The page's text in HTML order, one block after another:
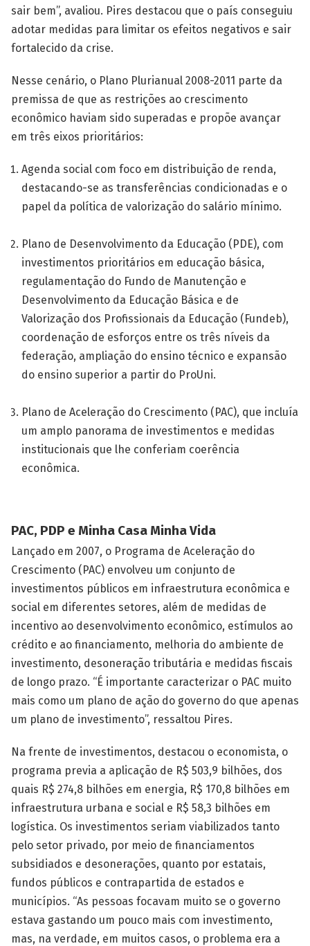
sair bem”, avaliou. Pires destacou que o país conseguiu
adotar medidas para limitar os efeitos negativos e sair
fortalecido da crise.
Nesse cenário, o Plano Plurianual 2008-2011 parte da
premissa de que as restrições ao crescimento
econômico haviam sido superadas e propõe avançar
em três eixos prioritários:
Agenda social com foco em distribuição de renda,
destacando-se as transferências condicionadas e o
papel da política de valorização do salário mínimo.
Plano de Desenvolvimento da Educação (PDE), com
investimentos prioritários em educação básica,
regulamentação do Fundo de Manutenção e
Desenvolvimento da Educação Básica e de
Valorização dos Profissionais da Educação (Fundeb),
coordenação de esforços entre os três níveis da
federação, ampliação do ensino técnico e expansão
do ensino superior a partir do ProUni.
Plano de Aceleração do Crescimento (PAC), que incluía
um amplo panorama de investimentos e medidas
institucionais que lhe conferiam coerência
econômica.
PAC, PDP e Minha Casa Minha Vida
Lançado em 2007, o Programa de Aceleração do
Crescimento (PAC) envolveu um conjunto de
investimentos públicos em infraestrutura econômica e
social em diferentes setores, além de medidas de
incentivo ao desenvolvimento econômico, estímulos ao
crédito e ao financiamento, melhoria do ambiente de
investimento, desoneração tributária e medidas fiscais
de longo prazo. “É importante caracterizar o PAC muito
mais como um plano de ação do governo do que apenas
um plano de investimento”, ressaltou Pires.
Na frente de investimentos, destacou o economista, o
programa previa a aplicação de R$ 503,9 bilhões, dos
quais R$ 274,8 bilhões em energia, R$ 170,8 bilhões em
infraestrutura urbana e social e R$ 58,3 bilhões em
logística. Os investimentos seriam viabilizados tanto
pelo setor privado, por meio de financiamentos
subsidiados e desonerações, quanto por estatais,
fundos públicos e contrapartida de estados e
municípios. “As pessoas focavam muito se o governo
estava gastando um pouco mais com investimento,
mas, na verdade, em muitos casos, o problema era a